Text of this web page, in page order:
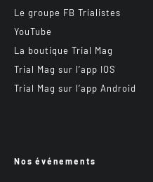
Le groupe FB Trialistes
YouTube
La boutique Trial Mag
Trial Mag sur l’app IOS
Trial Mag sur l’app Android
Nos événements